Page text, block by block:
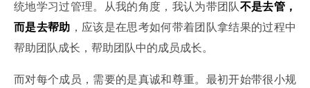
统地学习过管理。从我的角度，我认为带团队不是去管，
而是去帮助 ，应该是在思考如何带着团队拿结果的过程中
帮助团队成长，帮助团队中的成员成长。
而对每个成员，需要的是真诚和尊重。最初开始带很小规